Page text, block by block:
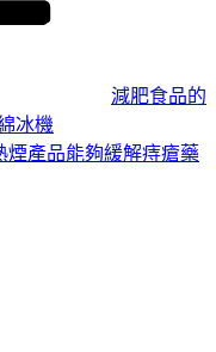
減肥食品的
冰機
煙產品能夠緩解痔瘡藥